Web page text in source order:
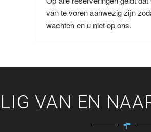
van te voren aanwezig zijn
wachten en u niet op ons.
VAN EN